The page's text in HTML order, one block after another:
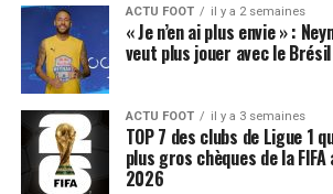
Au-delà de l’épisode, cette polémique
autour de la
clarté des décisions
et de l’utilisation du VAR, censé éviter
type d’erreur.
ARTICLES LIÉS: LIGUE 1 OL
ACTU FOOT il y a 2 semaines
« Je n’en ai plus envie » :
veut plus jouer avec le Brésil
ACTU FOOT il y a 3 semaines
TOP 7 des clubs de Ligue 1
plus gros chèques de la
2026